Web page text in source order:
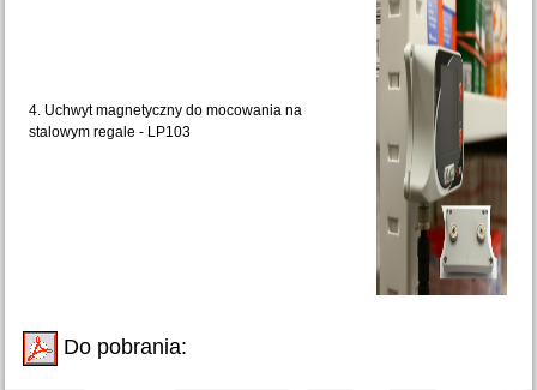
4. Uchwyt magnetyczny do mocowania na
stalowym regale - LP103
Do pobrania: